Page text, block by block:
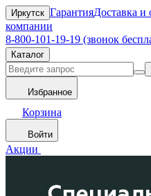
Иркутск ГарантияДоставка и
компании
8-800-101-19-19 (звонок
Каталог
Избранное
Корзина
Войти
Акции